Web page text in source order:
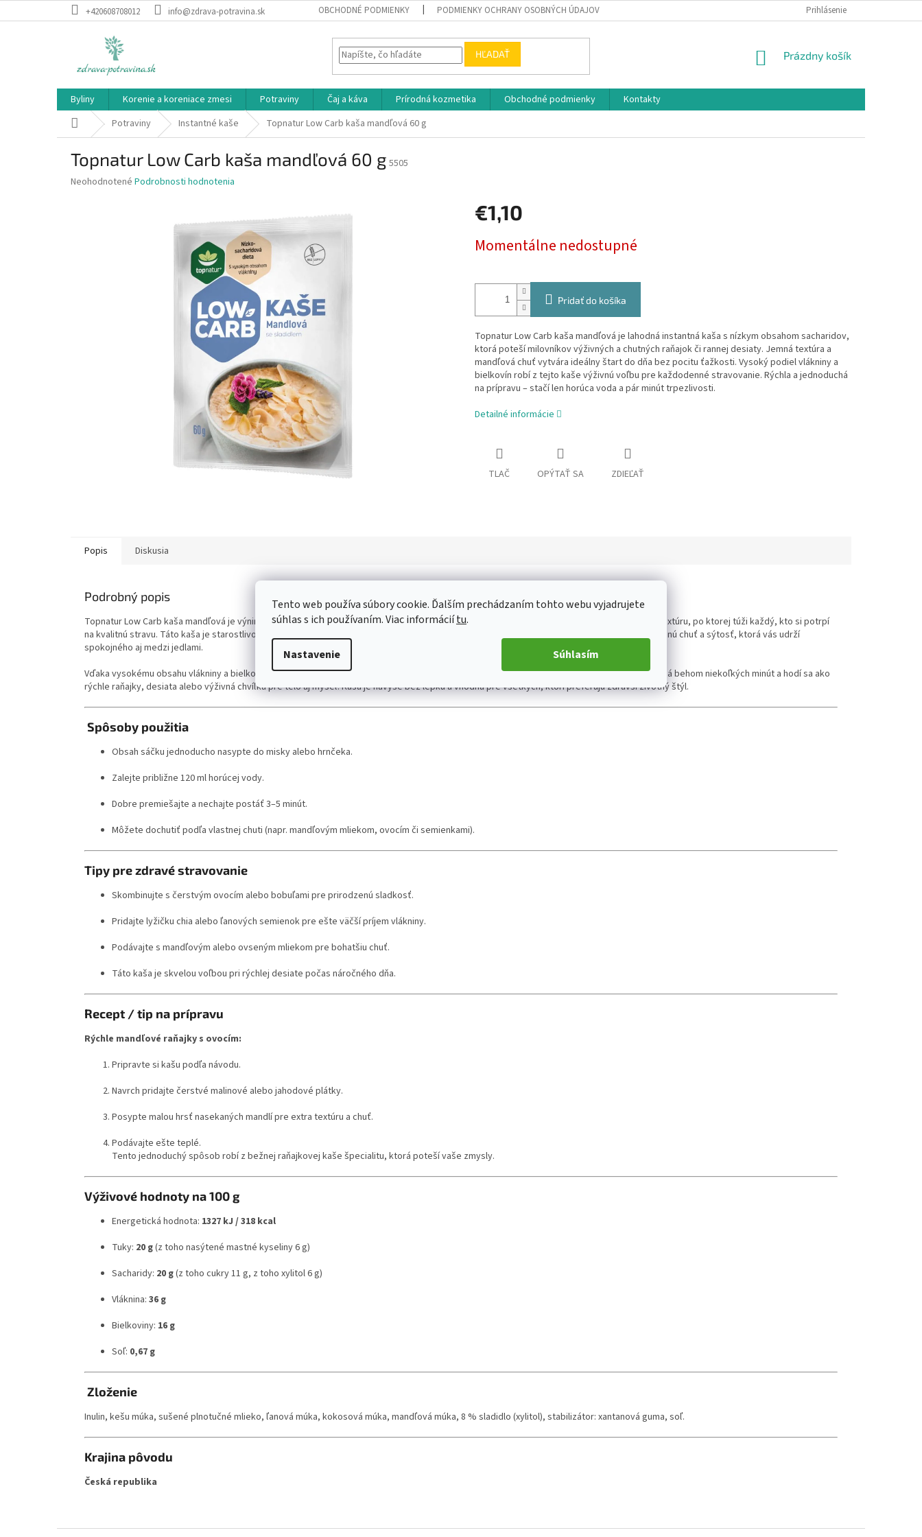
Tento web používa súbory cookie. Ďalším prechádzaním tohto webu vyjadrujete
súhlas s ich používaním. Viac informáciítu.
Nastavenie Súhlasím
na
+420608708012 info@zdrava-potravina.sk OBCHODNÉ PODMIENKY PODMIENKY OCHRANY OSOBNÝCH ÚDAJOV Prihlásenie
HĽADAŤ
NÁKUPNÝ
Prázdny košík
Byliny Korenie a koreniace zmesi Potraviny Čaj a káva Prírodná kozmetika Obchodné podmienky
Kontakty
DomovPotraviny Instantné kaše Topnatur Low Carb kaša mandľová 60 g
Topnatur Low Carb kaša mandľová 60 g 5505
Priemerné
Neohodnotené Podrobnosti hodnotenia
€1,10
cena:
Momentálne nedostupné
Pridať do košíka
Topnatur Low Carb kaša mandľová je lahodná instantná kaša s nízkym obsahom sacharidov,
ktorá poteší milovníkov výživných a chutných raňajok či rannej desiaty. Jemná textúra a
mandľová chuť vytvára ideálny štart do dňa bez pocitu ťažkosti. Vysoký podiel vlákniny a
bielkovín robí z tejto kaše výživnú voľbu pre každodenné stravovanie. Rýchla a jednoduchá
na prípravu – stačí len horúca voda a pár minút trpezlivosti.
Detailné informácie
TLAČ OPÝTAŤ SA ZDIEĽAŤ
Popis Diskusia
Podrobný popis
Topnatur Low Carb kaša mandľová je výnimočná kombinácia kvalitných múk a ingrediencií, ktoré prinášajú plnú chuť mandlí a jemnú krémovú textúru, po ktorej túži každý, kto si potrpí
na kvalitnú stravu. Táto kaša je starostlivo namiešaná tak, aby spĺňala požiadavky nízkosacharidového stravovania, no stále si zachovala lahodnú chuť a sýtosť, ktorá vás udrží
spokojného aj medzi jedlami.
Vďaka vysokému obsahu vlákniny a bielkovín je táto kaša ideálnym doplnkom vášho dňa – bez zbytočných kompromisov na chuti. Je pripravená behom niekoľkých minút a hodí sa ako
rýchle raňajky, desiata alebo výživná chvíľka pre telo aj myseľ. Kaša je navyše bez lepku a vhodná pre všetkých, ktorí preferujú zdravší životný štýl.
Spôsoby použitia
Obsah sáčku jednoducho nasypte do misky alebo hrnčeka.
Zalejte približne 120 ml horúcej vody.
Dobre premiešajte a nechajte postáť 3–5 minút.
Môžete dochutiť podľa vlastnej chuti (napr. mandľovým mliekom, ovocím či semienkami).
Tipy pre zdravé stravovanie
Skombinujte s čerstvým ovocím alebo bobuľami pre prirodzenú sladkosť.
Pridajte lyžičku chia alebo ľanových semienok pre ešte väčší príjem vlákniny.
Podávajte s mandľovým alebo ovseným mliekom pre bohatšiu chuť.
Táto kaša je skvelou voľbou pri rýchlej desiate počas náročného dňa.
Recept / tip na prípravu
Rýchle mandľové raňajky s ovocím:
Pripravte si kašu podľa návodu.
Navrch pridajte čerstvé malinové alebo jahodové plátky.
Posypte malou hrsť nasekaných mandlí pre extra textúru a chuť.
Podávajte ešte teplé.
Tento jednoduchý spôsob robí z bežnej raňajkovej kaše špecialitu, ktorá poteší vaše zmysly.
Výživové hodnoty na 100 g
Energetická hodnota: 1327 kJ / 318 kcal
Tuky: 20 g(z toho nasýtené mastné kyseliny 6 g)
Sacharidy: 20 g(z toho cukry 11 g, z toho xylitol 6 g)
Vláknina: 36 g
Bielkoviny: 16 g
Soľ: 0,67 g
Zloženie
Inulin, kešu múka, sušené plnotučné mlieko, ľanová múka, kokosová múka, mandľová múka, 8 % sladidlo (xylitol), stabilizátor: xantanová guma, soľ.
Krajina pôvodu
Česká republika